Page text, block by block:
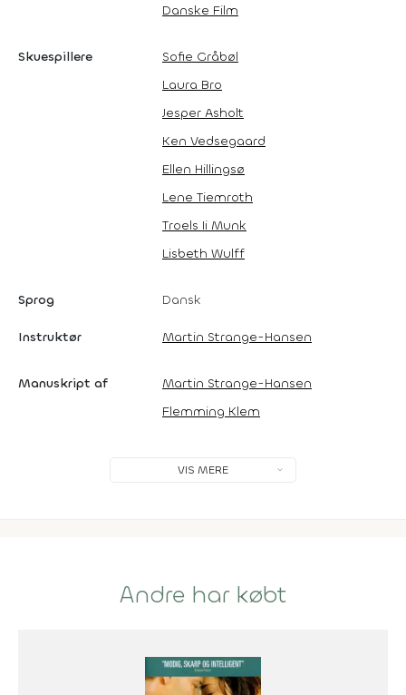
Danske Film
Skuespillere
Sofie Gråbøl
Laura Bro
Jesper Asholt
Ken Vedsegaard
Ellen Hillingsø
Lene Tiemroth
Troels Ii Munk
Lisbeth Wulff
Sprog Dansk
Instruktør Martin Strange-Hansen
Manuskript af
Martin Strange-Hansen
Flemming Klem
VIS MERE
Andre har købt